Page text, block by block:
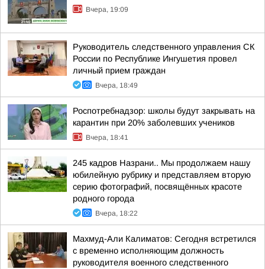
Вчера, 19:09
Руководитель следственного управления СК
России по Республике Ингушетия провел
личный прием граждан
Вчера, 18:49
Роспотребнадзор: школы будут закрывать на
карантин при 20% заболевших учеников
Вчера, 18:41
245 кадров Назрани.. Мы продолжаем нашу
юбилейную рубрику и представляем вторую
серию фотографий, посвящённых красоте
родного города
Вчера, 18:22
Махмуд-Али Калиматов: Сегодня встретился
с временно исполняющим должность
руководителя военного следственного